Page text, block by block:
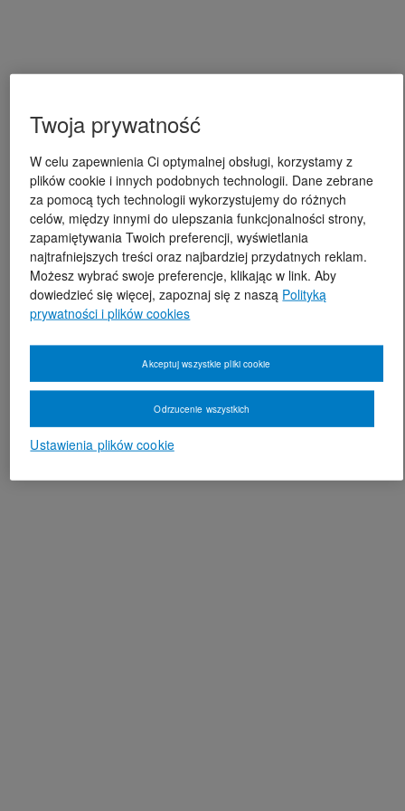
Twoja prywatność
W celu zapewnienia Ci optymalnej obsługi, korzystamy z
plików cookie i innych podobnych technologii. Dane zebrane
za pomocą tych technologii wykorzystujemy do różnych
celów, między innymi do ulepszania funkcjonalności strony,
zapamiętywania Twoich preferencji, wyświetlania
najtrafniejszych treści oraz najbardziej przydatnych reklam.
Możesz wybrać swoje preferencje, klikając w link. Aby
dowiedzieć się więcej, zapoznaj się z naszą Polityką
prywatności i plików cookies
Ustawienia plików cookie
Odrzucenie wszystkich
Akceptuj wszystkie pliki cookie